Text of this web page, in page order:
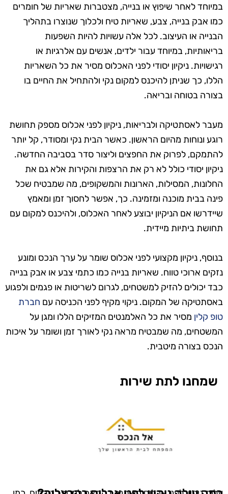
במיוחד לאחר שיפוץ או בנייה, מצטברות שאריות של חומרים
כמו אבק בנייה, צבע, שאריות טיח ולכלוך שנוצרו בתהליך
הבנייה או העיצוב. לכל אלה עשויות להיות השפעות
בריאותיות, במיוחד עבור ילדים, אנשים עם אלרגיות או
רגישויות. ניקיון יסודי לפני האכלוס מסיר את כל השאריות
הללו, כך שניתן להיכנס למקום נקי ולהתחיל את החיים בו
בצורה בטוחה ובריאה.
מעבר לאסתטיקה ולבריאות, ניקיון לפני אכלוס מספק תחושת
רוגע ונוחות מהיום הראשון. כאשר הבית נקי ומסודר, קל יותר
להתמקם, לפרוק את החפצים וליצור סדר בסביבה החדשה.
ניקיון יסודי כולל לא רק את הרצפות והקירות אלא גם את
החלונות, המסילות, הארונות והמשקופים, מה שמבטיח שכל
פינה בבית מוכנה ומזמינה. כך, אפשר לחסוך זמן ומאמץ
שיידרשו אם הניקיון יבוצע לאחר האכלוס, ולהיכנס למקום עם
תחושת ביתיות מיידית.
בנוסף, ניקיון מקצועי לפני אכלוס שומר על ערך הנכס ומונע
נזקים ארוכי טווח. שאריות בנייה כמו כתמי צבע או אבק בנייה
כבד יכולים להזיק למשטחים, לגרום לשריטות או פגמים ולפגוע
באסתטיקה של המקום. ניקוי מקיף לפני הכניסה עם חברת
טופ קלין מסיר את כל האלמנטים המזיקים הללו ומגן על
המשטחים, מה שמבטיח מראה נקי לאורך זמן ושומר על איכות
הנכס בצורה מיטבית.
שמחנו לתת שירות